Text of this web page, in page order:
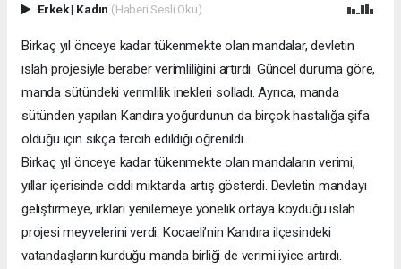
Erkek| Kadın (Haberi Sesli Oku)
Birkaç yıl önceye kadar tükenmekte olan mandalar, devletin
ıslah projesiyle beraber verimliliğini artırdı. Güncel duruma göre,
manda sütündeki verimlilik inekleri solladı. Ayrıca, manda
sütünden yapılan Kandıra yoğurdunun da birçok hastalığa şifa
olduğu için sıkça tercih edildiği öğrenildi.
Birkaç yıl önceye kadar tükenmekte olan mandaların verimi,
yıllar içerisinde ciddi miktarda artış gösterdi. Devletin mandayı
geliştirmeye, ırkları yenilemeye yönelik ortaya koyduğu ıslah
projesi meyvelerini verdi. Kocaeli’nin Kandıra ilçesindeki
vatandaşların kurduğu manda birliği de verimi iyice artırdı.